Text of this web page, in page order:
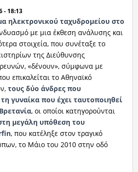
- 18:13
ηλεκτρονικού ταχυδρομείου στο
με μια έκθεση ανάλυσης και
στοιχεία, που συνέταξε το
της Διεύθυνσης
«δένουν», σύμφωνα με
επικαλείται το Αθηναϊκό
τους δύο άνδρες που
γυναίκα που έχει ταυτοποιηθεί
, οι οποίοι κατηγορούνται
μεγάλη υπόθεση του
, που κατέληξε στον τραγικό
το Μάιο του 2010 στην οδό